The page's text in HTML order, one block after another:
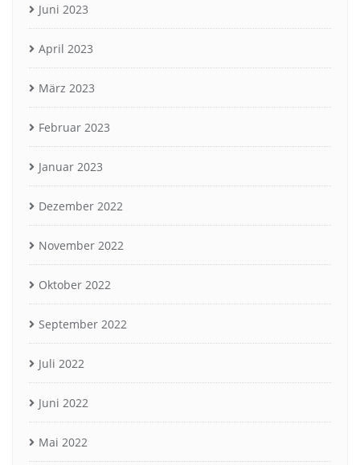
Juni 2023
April 2023
März 2023
Februar 2023
Januar 2023
Dezember 2022
November 2022
Oktober 2022
September 2022
Juli 2022
Juni 2022
Mai 2022